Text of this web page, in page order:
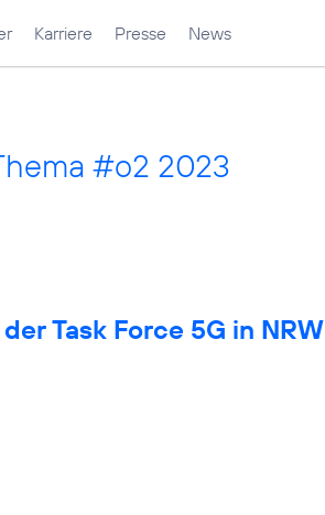
Karriere Presse News
#o2 2023
Task Force 5G in NRW